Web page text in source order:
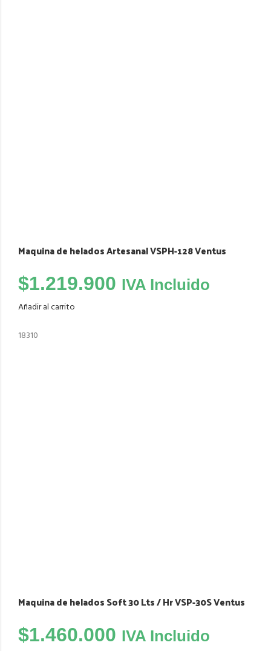
18310
Maquina de helados Artesanal VSPH-128 Ventus
$1.219.900 IVA Incluido
Añadir al carrito
Maquina de helados Soft 30 Lts / Hr VSP-30S Ventus
$1.460.000 IVA Incluido